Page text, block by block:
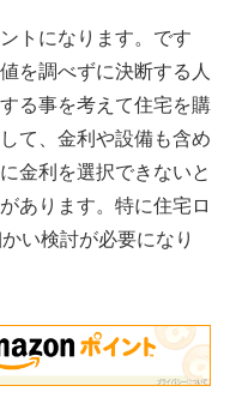
トになります。です
を調べずに決断する人
る事を考えて住宅を購
て、金利や設備も含め
金利を選択できないと
あります。特に住宅ロ
い検討が必要になり